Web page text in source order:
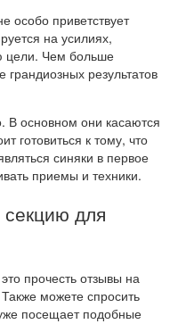
особо приветствует
на усилиях,
цели. Чем больше
грандиозных результатов
В основном они касаются
готовиться к тому, что
синяки в первое
приемы и техники.
для
прочесть отзывы на
можете спросить
посещает подобные